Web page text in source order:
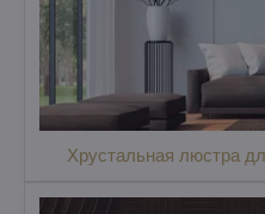
Хрустальная люстра